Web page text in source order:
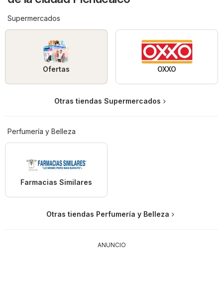
Supermercados
Ofertas OXXO
Otras tiendas Supermercados
Perfumería y Belleza
Farmacias Similares
Otras tiendas Perfumería y Belleza
ANUNCIO